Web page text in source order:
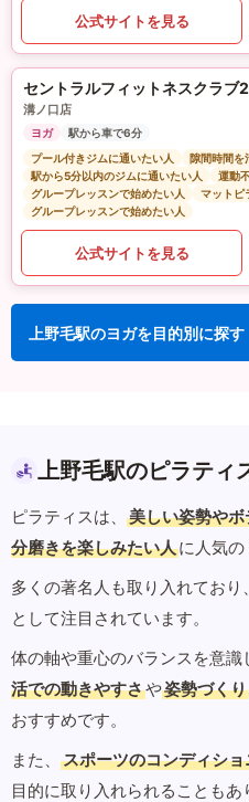
公式サイトを見る
セントラルフィットネスクラブ
溝ノ口店
ヨガ
駅から車で6分
プール付きジムに通いたい人
隙間時間を
駅から5分以内のジムに通いたい人
運動
グループレッスンで始めたい人
マットピ
グループレッスンで始めたい人
公式サイトを見る
上野毛駅のヨガを目的別に探す
上野毛駅のピラティ
ピラティスは、 美しい姿勢や
分磨きを楽しみたい人に人気の
多くの著名人も取り入れてお
として注目されています。
体の軸や重心のバランスを意識
活での動きやすさや姿勢づくり
おすすめです。
また、
スポーツのコンディショ
目的に取り入れられることもあ